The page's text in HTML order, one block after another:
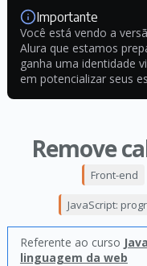
Importante
Você está vendo a
Alura que estamos
ganha uma identidade
em potencializar seus
Remove
Front-end
JavaScript:
Referente ao curso
linguagem da web